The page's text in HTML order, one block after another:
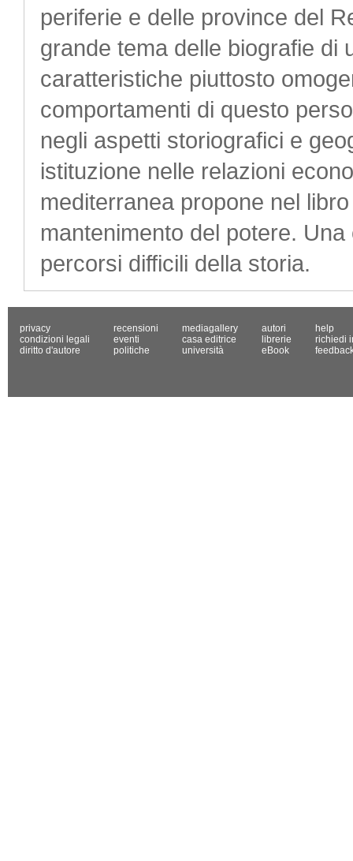
periferie e delle province del
grande tema delle biografie di
caratteristiche piuttosto
comportamenti di questo
negli aspetti storiografici e
istituzione nelle relazioni
mediterranea propone nel
mantenimento del potere.
percorsi difficili della storia.
privacy
condizioni legali
diritto d'autore
recensioni
eventi
politiche
mediagallery
casa editrice
università
autori
librerie
eBook
help
richiedi